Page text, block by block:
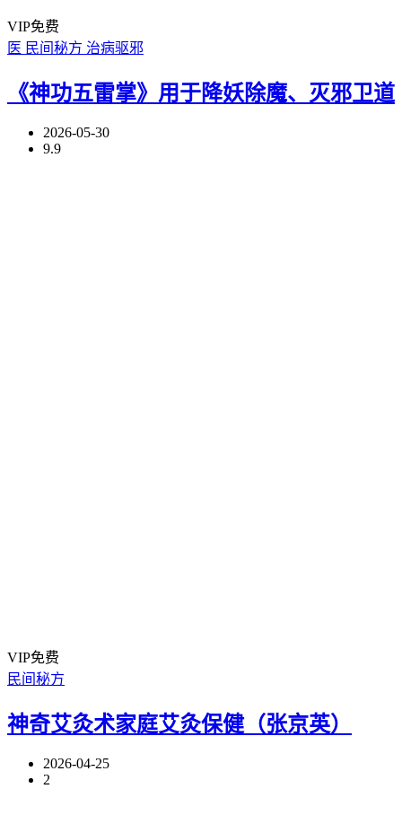
VIP免费
医 民间秘方 治病驱邪
《神功五雷掌》用于降妖除魔、灭邪卫道
2026-05-30
9.9
VIP免费
民间秘方
神奇艾灸术家庭艾灸保健（张京英）
2026-04-25
2